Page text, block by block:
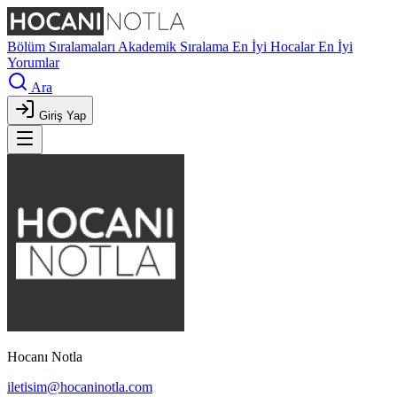
Bölüm Sıralamaları Akademik Sıralama En İyi HocalarEn İyi
Yorumlar
Ara
Giriş Yap
Hocanı Notla
iletisim@hocaninotla.com